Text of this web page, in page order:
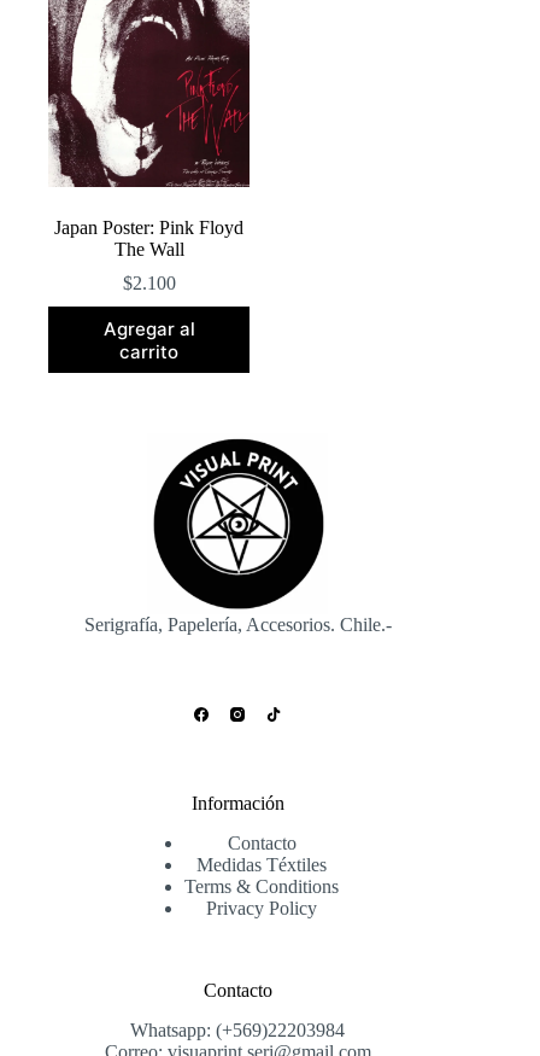
Japan Poster: Pink Floyd
The Wall
$2.100
Agregar al
carrito
Serigrafía, Papelería, Accesorios. Chile.-
Información
Contacto
Medidas Téxtiles
Terms & Conditions
Privacy Policy
Contacto
Whatsapp: (+569)22203984
Correo: visuaprint.seri@gmail.com